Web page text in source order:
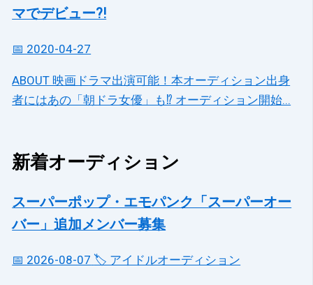
マでデビュー?!
📅 2020-04-27
ABOUT 映画ドラマ出演可能！本オーディション出身
者にはあの「朝ドラ女優」も⁉ オーディション開始...
新着オーディション
スーパーポップ・エモパンク「スーパーオー
バー」追加メンバー募集
📅 2026-08-07 🏷️ アイドルオーディション